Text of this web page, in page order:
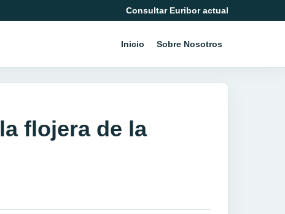
Consultar Euribor actual
Inicio Sobre Nosotros
flojera de la